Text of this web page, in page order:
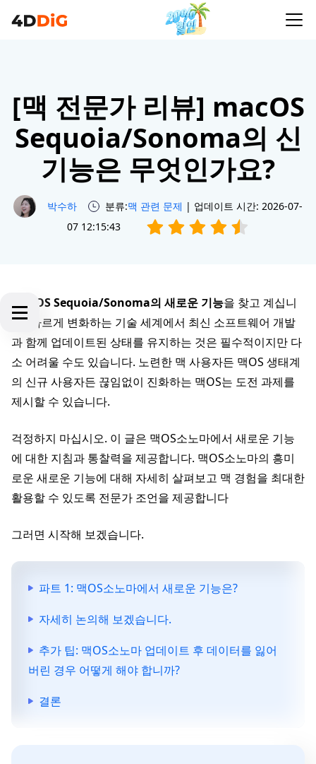
[맥 전문가 리뷰] macOS
Sequoia/Sonoma의 신
기능은 무엇인가요?
박수하 분류:맥 관련 문제 | 업데이트 시간: 2026-07-
07 12:15:43
macOS Sequoia/Sonoma의 새로운 기능을 찾고 계십니
까? 빠르게 변화하는 기술 세계에서 최신 소프트웨어 개발
과 함께 업데이트된 상태를 유지하는 것은 필수적이지만 다
소 어려울 수도 있습니다. 노련한 맥 사용자든 맥OS 생태계
의 신규 사용자든 끊임없이 진화하는 맥OS는 도전 과제를
제시할 수 있습니다.
걱정하지 마십시오. 이 글은 맥OS소노마에서 새로운 기능
에 대한 지침과 통찰력을 제공합니다. 맥OS소노마의 흥미
로운 새로운 기능에 대해 자세히 살펴보고 맥 경험을 최대한
활용할 수 있도록 전문가 조언을 제공합니다
그러면 시작해 보겠습니다.
파트 1: 맥OS소노마에서 새로운 기능은?
자세히 논의해 보겠습니다.
추가 팁: 맥OS소노마 업데이트 후 데이터를 잃어
버린 경우 어떻게 해야 합니까?
결론